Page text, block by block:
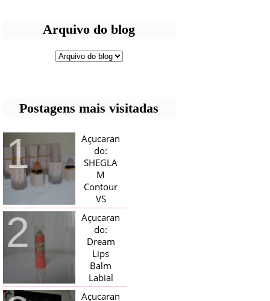
Arquivo do blog
Postagens mais visitadas
Açucaran
do:
SHEGLA
M
Contour
VS
Bronzer!
HELLO AÇUCARADAS, E NESTE
MÊS CHEGOU AQUI EM CASA UMA
CAIXA RECHEADA DE SHEGLAM,
TINHA BLUSH, ILUMINADORES E
TODOS OS BRONZER E
CONTORNOS ...
Açucaran
do:
Dream
Lips
Balm
Labial
Magico
Açucaran